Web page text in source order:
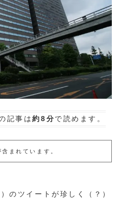
記事は約8分で読めます。
まれています。
のツイートが珍しく（？）